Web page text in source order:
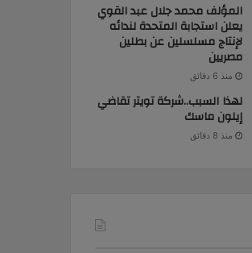
المؤلف محمد جلال عبد القوي
يعلن استجابة المتحدة لندائه
لإنتاج مسلسلين عن بطلين
مصريين
منذ 6 دقائق
لهذا السبب..شركة تويتر تقاضي
إيلون ماسك
منذ 8 دقائق